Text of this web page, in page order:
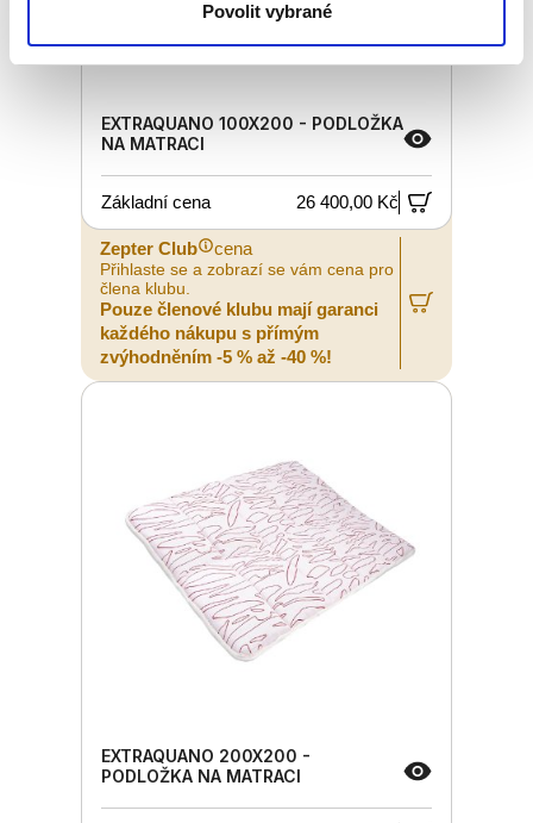
Povolit vybrané
EXTRAQUANO 100X200 - PODLOŽKA
NA MATRACI
Základní cena 26 400,00 Kč
Zepter Club cena
Přihlaste se a zobrazí se vám cena pro
člena klubu.
Pouze členové klubu mají garanci
každého nákupu s přímým
zvýhodněním -5 % až -40 %!
EXTRAQUANO 200X200 -
PODLOŽKA NA MATRACI